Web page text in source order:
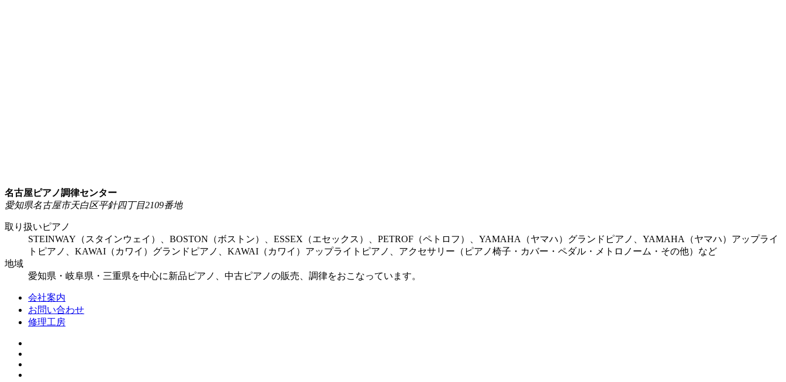
名古屋ピアノ調律センター
愛知県名古屋市天白区平針四丁目2109番地
取り扱いピアノ
STEINWAY（スタインウェイ）、BOSTON（ボストン）、ESSEX（エセックス）、PETROF（ペトロフ）、YAMAHA（ヤマハ）グランドピアノ、YAMAHA（ヤマハ）アップライ
トピアノ、KAWAI（カワイ）グランドピアノ、KAWAI（カワイ）アップライトピアノ、アクセサリー（ピアノ椅子・カバー・ペダル・メトロノーム・その他）など
地域
愛知県・岐阜県・三重県を中心に新品ピアノ、中古ピアノの販売、調律をおこなっています。
会社案内
お問い合わせ
修理工房